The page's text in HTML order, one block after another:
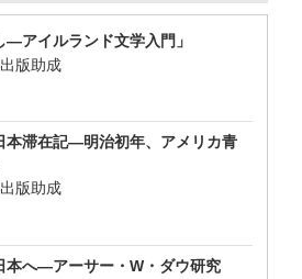
―アイルランド文学入門」
版助成
本滞在記―明治初年、アメリカ青
版助成
本へ―アーサー・W・ダウ研究